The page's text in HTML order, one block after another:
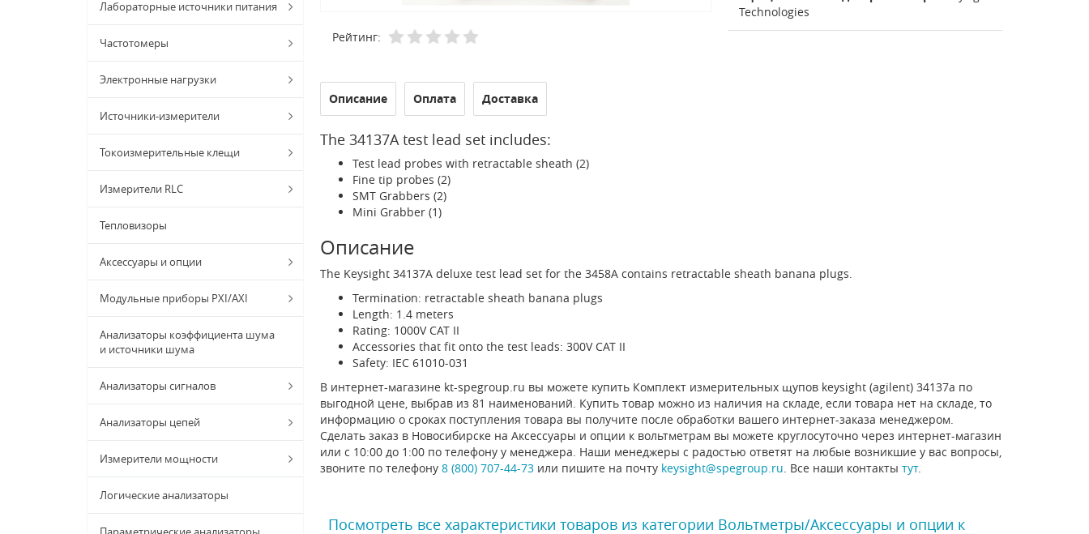
Лабораторные источники питания
Частотомеры
Электронные нагрузки
Источники-измерители
Токоизмерительные клещи
Измерители RLC
Тепловизоры
Аксессуары и опции
Модульные приборы PXI/AXI
Анализаторы коэффициента шума
и источники шума
Анализаторы сигналов
Анализаторы цепей
Измерители мощности
Логические анализаторы
Рейтинг:
Technologies
Описание Оплата Доставка
The 34137A test lead set includes:
Test lead probes with retractable sheath (2)
Fine tip probes (2)
SMT Grabbers (2)
Mini Grabber (1)
Описание
The Keysight 34137A deluxe test lead set for the 3458A contains retractable sheath banana plugs.
Termination: retractable sheath banana plugs
Length: 1.4 meters
Rating: 1000V CAT II
Accessories that fit onto the test leads: 300V CAT II
Safety: IEC 61010-031
В интернет-магазине kt-spegroup.ru вы можете купить Комплект измерительных щупов keysight (agilent) 34137a по
выгодной цене, выбрав из 81 наименований. Купить товар можно из наличия на складе, если товара нет на складе, то
информацию о сроках поступления товара вы получите после обработки вашего интернет-заказа менеджером.
Сделать заказ в Новосибирске на Аксессуары и опции к вольтметрам вы можете круглосуточно через интернет-магазин
или с 10:00 до 1:00 по телефону у менеджера. Наши менеджеры с радостью ответят на любые возникшие у вас вопросы,
звоните по телефону 8 (800) 707-44-73или пишите на почту keysight@spegroup.ru . Все наши контакты тут.
Посмотреть все характеристики товаров из категории Вольтметры/Аксессуары и опции к